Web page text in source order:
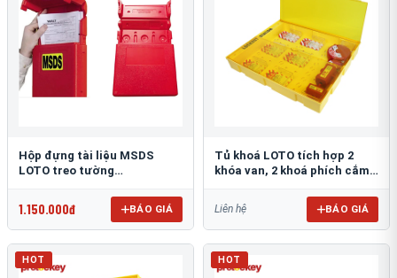
Hộp đựng tài liệu MSDS
LOTO treo tường
1.150.000đ BÁO GIÁ
Tủ khoá LOTO tích hợp 2
khóa van, 2 khoá phích cắm
PROLOCKEY LG15
Liên hệ BÁO GIÁ
HOT HOT